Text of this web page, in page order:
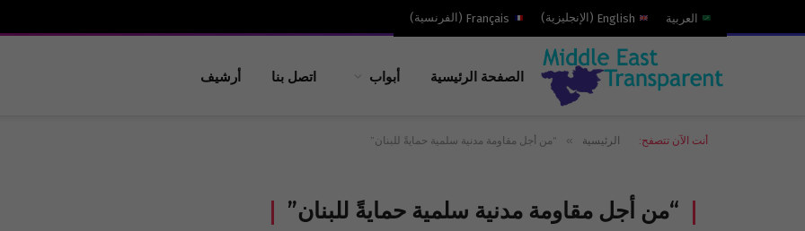
العربية English
( الإنجليزية)
Français
( الفرنسية)
الصفحة الرئيسية أبواب اتصل بنا أرشيف
أنت الآن تتصفح: الرئيسية » “من أجل مقاومة مدنية سلمية حمايةً للبنان”
“من أجل مقاومة مدنية سلمية حمايةً للبنان”